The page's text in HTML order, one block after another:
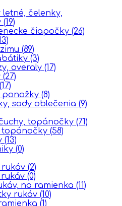
čelenky,
(19)
čiapočky (26)
(89)
(3)
overaly (17)
(27)
(17)
ponožky (8)
sady oblečenia (9)
topánočky (71)
topánočky (58)
(13)
(0)
rukáv (2)
(0)
na ramienka (11)
rukáv (10)
(1)